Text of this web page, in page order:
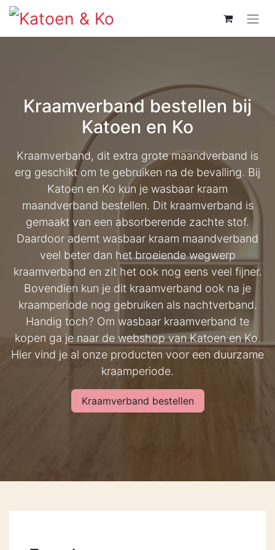
Kraamverband bestellen bij
Katoen en Ko
Kraamverband, dit extra grote maandverband is
erg geschikt om te gebruiken na de bevalling. Bij
Katoen en Ko kun je wasbaar kraam
maandverband bestellen. Dit kraamverband is
gemaakt van een absorberende zachte stof.
Daardoor ademt wasbaar kraam maandverband
veel beter dan het broeiende wegwerp
kraamverband en zit het ook nog eens veel fijner.
Bovendien kun je dit kraamverband ook na je
kraamperiode nog gebruiken als nachtverband.
Handig toch? Om wasbaar kraamverband te
kopen ga je naar de webshop van Katoen en Ko.
Hier vind je al onze producten voor een duurzame
kraamperiode.
Kraamverband bestellen